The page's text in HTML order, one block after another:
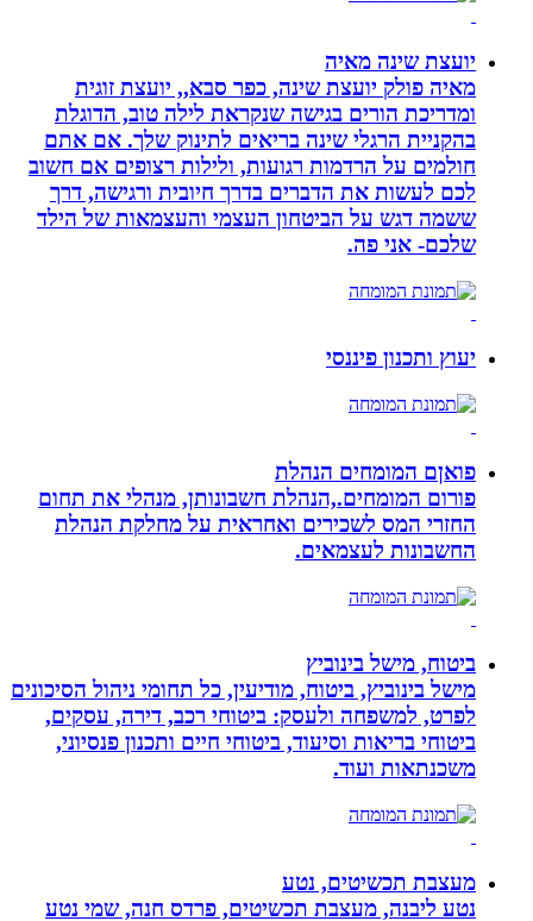
יועצת שינה מאיה
מאיה פולק יועצת שינה, כפר סבא,, יועצת זוגית
ומדריכת הורים בגישה שנקראת לילה טוב, הדוגלת
בהקניית הרגלי שינה בריאים לתינוק שלך. אם אתם
חולמים על הרדמות רגועות, ולילות רצופים אם חשוב
לכם לעשות את הדברים בדרך חיובית ורגישה, דרך
ששמה דגש על הביטחון העצמי והעצמאות של הילד
שלכם- אני פה.
יעוץ ותכנון פיננסי
פואןם המומחים הנהלת
פורום המומחים.,הנהלת חשבונותן, מנהלי את תחום
החזרי המס לשכירים ואחראית על מחלקת הנהלת
החשבונות לעצמאים.
ביטוח, מישל בינוביץ
מישל בינוביץ, ביטוח, מודיעין, כל תחומי ניהול הסיכונים
לפרט, למשפחה ולעסק: ביטוחי רכב, דירה, עסקים,
ביטוחי בריאות וסיעוד, ביטוחי חיים ותכנון פנסיוני,
משכנתאות ועוד.
מעצבת תכשיטים, נטע
נטע ליבנה, מעצבת תכשיטים, פרדס חנה, שמי נטע